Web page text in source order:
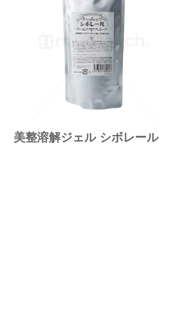
美整溶解ジェル シボレール